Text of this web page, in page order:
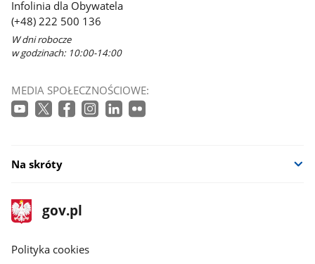
Infolinia dla Obywatela
(+48) 222 500 136
W dni robocze
w godzinach: 10:00-14:00
MEDIA SPOŁECZNOŚCIOWE:
Na skróty
stopka
gov.pl
Strona
gov.pl
gov.pl
Polityka cookies